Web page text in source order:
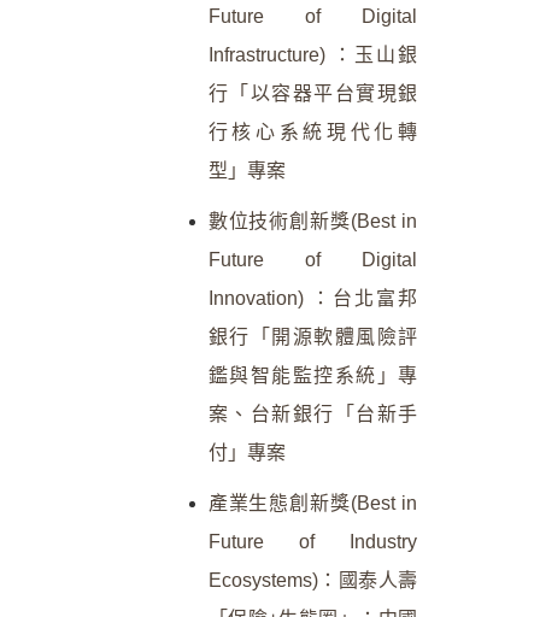
Future of Digital
Infrastructure) ：玉山銀
行「以容器平台實現銀
行核心系統現代化轉
型」專案
數位技術創新獎(Best in
Future of Digital
Innovation) ：台北富邦
銀行「開源軟體風險評
鑑與智能監控系統」專
案、台新銀行「台新手
付」專案
產業生態創新獎(Best in
Future of Industry
Ecosystems)：國泰人壽